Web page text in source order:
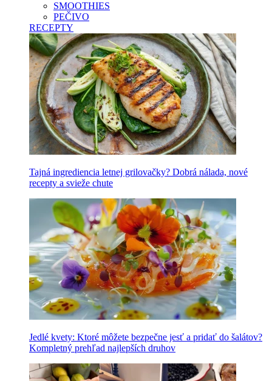
SMOOTHIES
PEČIVO
RECEPTY
Tajná ingrediencia letnej grilovačky? Dobrá nálada, nové
recepty a svieže chute
Jedlé kvety: Ktoré môžete bezpečne jesť a pridať do šalátov?
Kompletný prehľad najlepších druhov